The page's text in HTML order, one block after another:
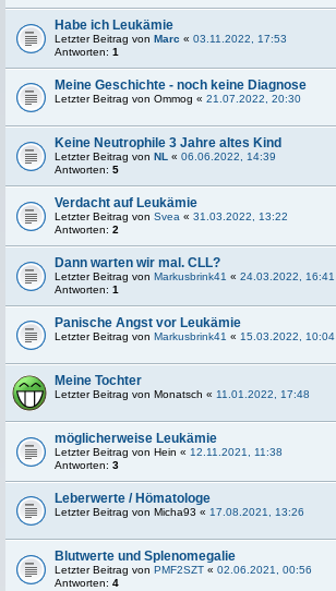
Habe ich Leukämie
Letzter Beitrag von Marc « 03.11.2022, 17:53
Antworten: 1
Meine Geschichte - noch keine Diagnose
Letzter Beitrag von Ommog « 21.07.2022, 20:30
Keine Neutrophile 3 Jahre altes Kind
Letzter Beitrag von NL « 06.06.2022, 14:39
Antworten: 5
Verdacht auf Leukämie
Letzter Beitrag von Svea « 31.03.2022, 13:22
Antworten: 2
Dann warten wir mal. CLL?
Letzter Beitrag von Markusbrink41 « 24.03.2022, 16:41
Antworten: 1
Panische Angst vor Leukämie
Letzter Beitrag von Markusbrink41 « 15.03.2022, 10:04
Meine Tochter
Letzter Beitrag von Monatsch « 11.01.2022, 17:48
möglicherweise Leukämie
Letzter Beitrag von Hein « 12.11.2021, 11:38
Antworten: 3
Leberwerte / Hömatologe
Letzter Beitrag von Micha93 « 17.08.2021, 13:26
Blutwerte und Splenomegalie
Letzter Beitrag von PMF2SZT « 02.06.2021, 00:56
Antworten: 4